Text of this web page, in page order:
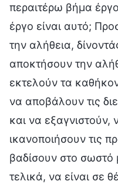
περαιτέρω βήμα
έργο είναι αυτό;
την αλήθεια,
αποκτήσουν την
εκτελούν τα
να αποβάλουν τις
και να
ικανοποιήσουν τις
βαδίσουν στο σωστό
τελικά, να είναι σε